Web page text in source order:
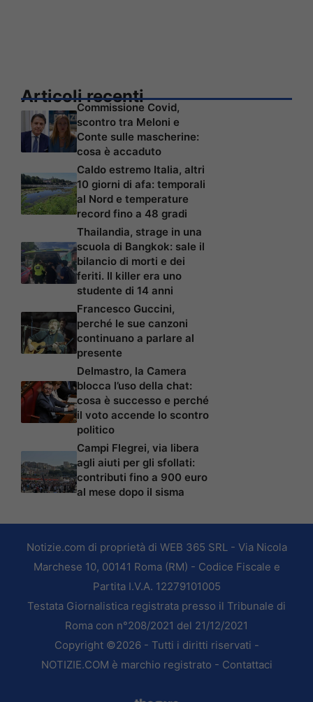
Articoli recenti
Commissione Covid,
scontro tra Meloni e
Conte sulle mascherine:
cosa è accaduto
Caldo estremo Italia, altri
10 giorni di afa: temporali
al Nord e temperature
record fino a 48 gradi
Thailandia, strage in una
scuola di Bangkok: sale il
bilancio di morti e dei
feriti. Il killer era uno
studente di 14 anni
Francesco Guccini,
perché le sue canzoni
continuano a parlare al
presente
Delmastro, la Camera
blocca l’uso della chat:
cosa è successo e perché
il voto accende lo scontro
politico
Campi Flegrei, via libera
agli aiuti per gli sfollati:
contributi fino a 900 euro
al mese dopo il sisma
Notizie.com di proprietà di WEB 365 SRL - Via Nicola
Marchese 10, 00141 Roma (RM) - Codice Fiscale e
Partita I.V.A. 12279101005
Testata Giornalistica registrata presso il Tribunale di
Roma con n°208/2021 del 21/12/2021
Copyright ©2026 - Tutti i diritti riservati -
NOTIZIE.COM è marchio registrato - Contattaci